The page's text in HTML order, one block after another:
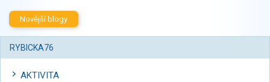
Novější blogy
RYBICKA76
AKTIVITA